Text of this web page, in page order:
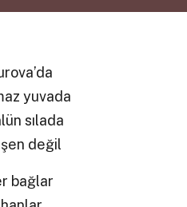
yuvada
sılada
değil
bağlar